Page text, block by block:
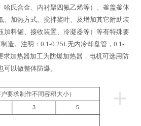
哈氏合金、内衬聚四氟乙烯等）、釜盖釜体
、加热方式、搅拌桨叶、及增加其它附助装
加料罐、接收装置、冷凝器等）等有特殊要
造。注明：0.1-0.25L无内冷却盘管，0.1-
求加热器加工为防爆加热器，电机可选用防
以做整体防爆。
+
要求制作不同容积大小）
3 5